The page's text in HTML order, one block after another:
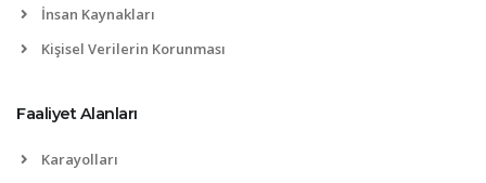
İnsan Kaynakları
Kişisel Verilerin Korunması
Faaliyet Alanları
Karayolları